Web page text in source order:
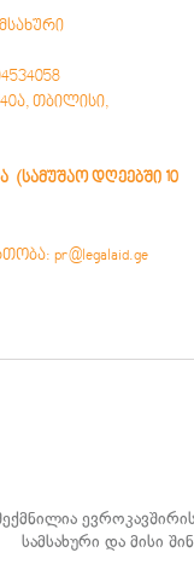
иугонд
фæтк
æмæ
амæттаг
თბილისი,
დღეებში 10
pr@legalaid.ge
სამსახური და მისი